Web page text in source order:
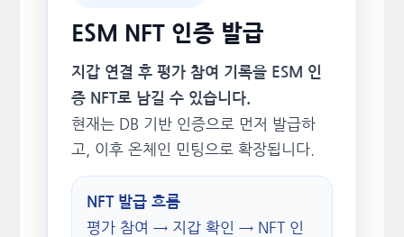
ESM NFT 인증 발급
지갑 연결 후 평가 참여 기록을 ESM 인
증 NFT로 남길 수 있습니다.
현재는 DB 기반 인증으로 먼저 발급하
고, 이후 온체인 민팅으로 확장됩니다.
NFT 발급 흐름
평가 참여 → 지갑 확인 → NFT 인